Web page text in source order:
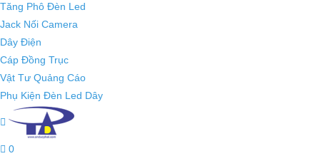
Tăng Phô Đèn Led
Jack Nối Camera
Dây Điện
Cáp Đồng Trục
Vật Tư Quảng Cáo
Phụ Kiện Đèn Led Dây
0